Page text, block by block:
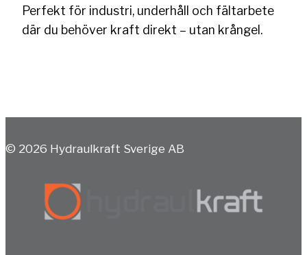
Perfekt för industri, underhåll och fältarbete
där du behöver kraft direkt – utan krångel.
© 2026 Hydraulkraft Sverige AB